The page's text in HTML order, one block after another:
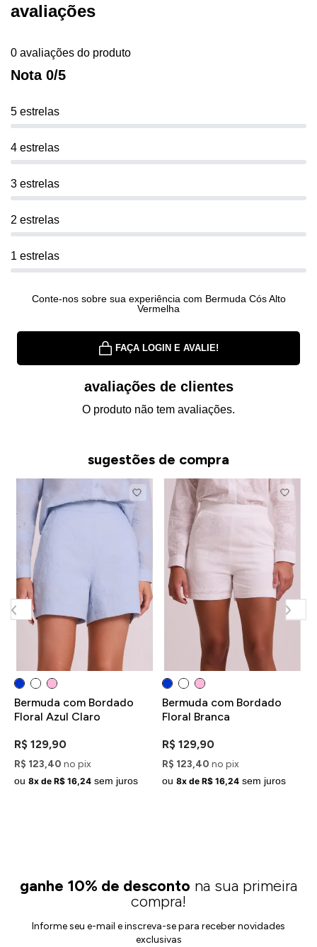
avaliações
0 avaliações do produto
Nota 0/5
5 estrelas
4 estrelas
3 estrelas
2 estrelas
1 estrelas
Conte-nos sobre sua experiência com Bermuda Cós Alto
Vermelha
FAÇA LOGIN E AVALIE!
avaliações de clientes
O produto não tem avaliações.
sugestões de compra
Bermuda com Bordado
Floral Azul Claro
R$ 129,90
R$ 123,40 no pix
ou 8x de R$ 16,24 sem juros
Bermuda com Bordado
Floral Branca
R$ 129,90
R$ 123,40 no pix
ou 8x de R$ 16,24 sem juros
ganhe 10% de desconto na sua primeira
compra!
Informe seu e-mail e inscreva-se para receber novidades
exclusivas